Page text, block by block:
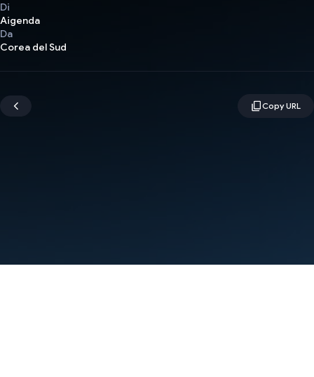
Di
Aigenda
Da
Corea del Sud